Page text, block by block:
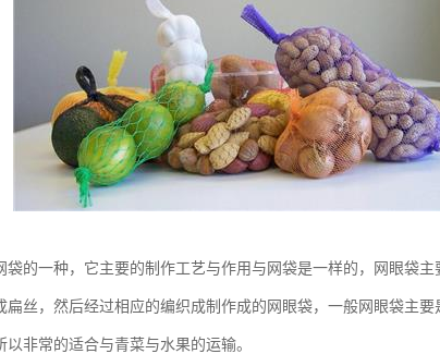
的一种，它主要的制作工艺与作用与网袋是一样的，网眼袋
扁丝，然后经过相应的编织成制作成的网眼袋，一般网眼袋主
非常的适合与青菜与水果的运输。